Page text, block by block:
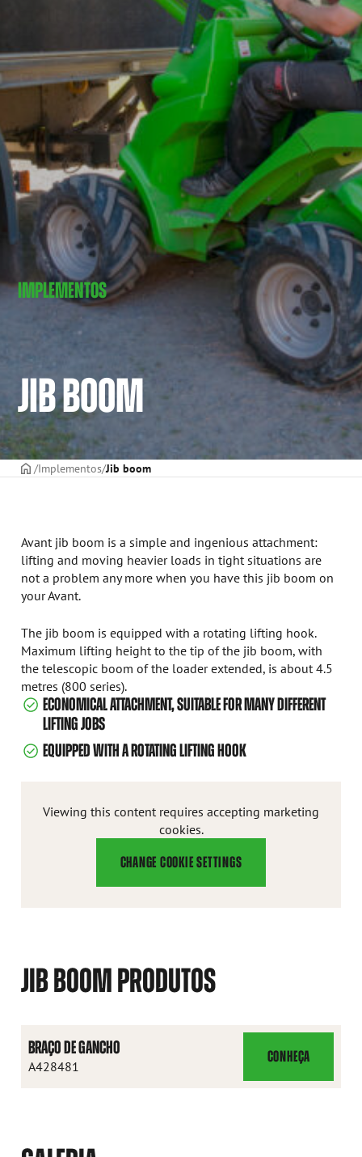
IMPLEMENTOS
JIB BOOM
CAPAImplementos Jib boom
Avant jib boom is a simple and ingenious attachment:
lifting and moving heavier loads in tight situations are
not a problem any more when you have this jib boom on
your Avant.
The jib boom is equipped with a rotating lifting hook.
Maximum lifting height to the tip of the jib boom, with
the telescopic boom of the loader extended, is about 4.5
metres (800 series).
ECONOMICAL ATTACHMENT, SUITABLE FOR MANY DIFFERENT
LIFTING JOBS
EQUIPPED WITH A ROTATING LIFTING HOOK
Viewing this content requires accepting marketing
cookies.
CHANGE COOKIE SETTINGS
JIB BOOM PRODUTOS
BRAÇO DE GANCHO
A428481
CONHEÇA
BRAÇO
DE